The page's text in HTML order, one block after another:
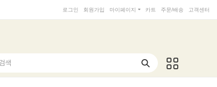
로그인 회원가입 마이페이지 카트 주문/배송 고객센터
색